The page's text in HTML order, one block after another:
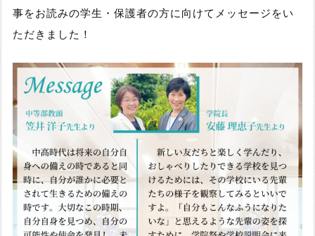
事をお読みの学生・保護者の方に向けてメッセージをい
ただきました！